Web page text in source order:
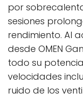
por
sesiones
rendimiento. Al
desde OMEN
todo su
velocidades
ruido de los